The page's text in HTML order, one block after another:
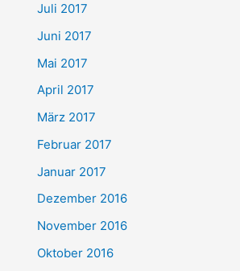
Juli 2017
Juni 2017
Mai 2017
April 2017
März 2017
Februar 2017
Januar 2017
Dezember 2016
November 2016
Oktober 2016